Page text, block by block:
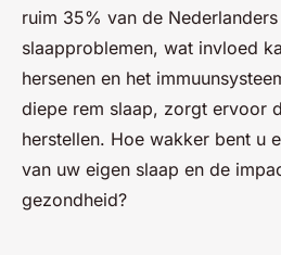
ruim 35% van de
slaapproblemen, wat invloed
hersenen en het
diepe rem slaap, zorgt ervoor
herstellen. Hoe wakker bent u
van uw eigen slaap en de
gezondheid?